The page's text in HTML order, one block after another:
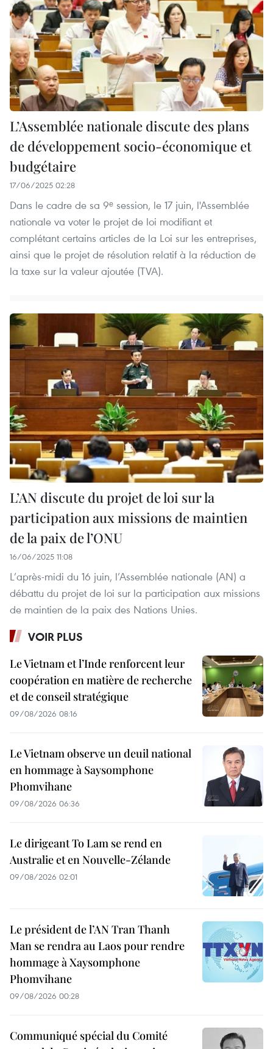
L’Assemblée nationale discute des plans
de développement socio-économique et
budgétaire
17/06/2025 02:28
Dans le cadre de sa 9ᵉ session, le 17 juin, l'Assemblée
nationale va voter le projet de loi modifiant et
complétant certains articles de la Loi sur les entreprises,
ainsi que le projet de résolution relatif à la réduction de
la taxe sur la valeur ajoutée (TVA).
L’AN discute du projet de loi sur la
participation aux missions de maintien
de la paix de l’ONU
16/06/2025 11:08
L’après-midi du 16 juin, l’Assemblée nationale (AN) a
débattu du projet de loi sur la participation aux missions
de maintien de la paix des Nations Unies.
VOIR PLUS
Le Vietnam et l’Inde renforcent leur
coopération en matière de recherche
et de conseil stratégique
09/08/2026 08:16
Le Vietnam observe un deuil national
en hommage à Saysomphone
Phomvihane
09/08/2026 06:36
Le dirigeant To Lam se rend en
Australie et en Nouvelle-Zélande
09/08/2026 02:01
Le président de l’AN Tran Thanh
Man se rendra au Laos pour rendre
hommage à Xaysomphone
Phomvihane
09/08/2026 00:28
Communiqué spécial du Comité